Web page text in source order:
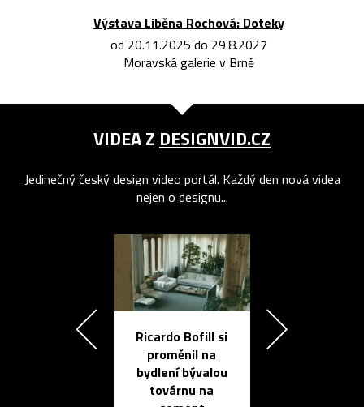
Výstava Liběna Rochová: Doteky
od 20.11.2025 do 29.8.2027
Moravská galerie v Brně
VIDEA Z DESIGNVID.CZ
Jedinečný český design video portál. Každý den nová videa
nejen o designu...
Ricardo Bofill si
proměnil na
bydlení bývalou
továrnu na